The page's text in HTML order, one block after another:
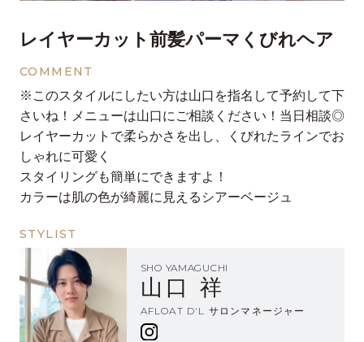
レイヤーカット前髪パーマくびれヘア
COMMENT
※このスタイルにしたい方は山口を指名して予約して下
さいね！メニューは山口にご相談ください！当日相談◎
レイヤーカットで柔らかさを出し、くびれたラインでお
しゃれに可愛く
スタイリングも簡単にできますよ！
カラーは肌の色が綺麗に見えるシアーベージュ
STYLIST
SHO YAMAGUCHI
山口 祥
AFLOAT D'L サロンマネージャー